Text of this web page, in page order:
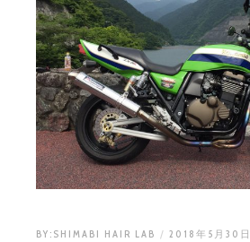
BY: SHIMABI HAIR LAB 2018年5月30日